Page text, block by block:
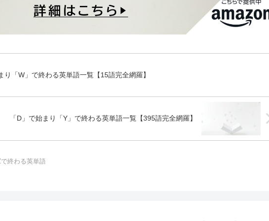
り「W」で終わる英単語一覧【15語完全網羅】
「D」で始まり「Y」で終わる英単語一覧【395語完全網羅】
終わる英単語